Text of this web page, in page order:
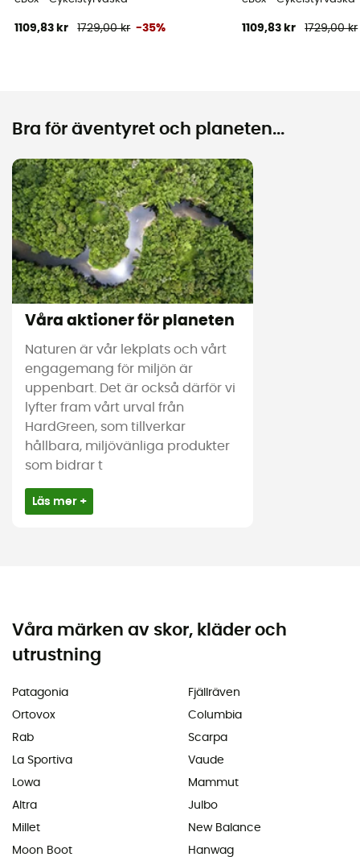
1109,83 kr 1729,00 kr -35% 1109,83 kr 1729,00 kr
Bra för äventyret och planeten...
Våra aktioner för planeten
Naturen är vår lekplats och vårt
engagemang för miljön är
uppenbart. Det är också därför vi
lyfter fram vårt urval från
HardGreen, som tillverkar
hållbara, miljövänliga produkter
som bidrar t
Läs mer +
Våra märken av skor, kläder och
utrustning
Patagonia
Ortovox
Rab
La Sportiva
Lowa
Altra
Millet
Moon Boot
Fjällräven
Columbia
Scarpa
Vaude
Mammut
Julbo
New Balance
Hanwag